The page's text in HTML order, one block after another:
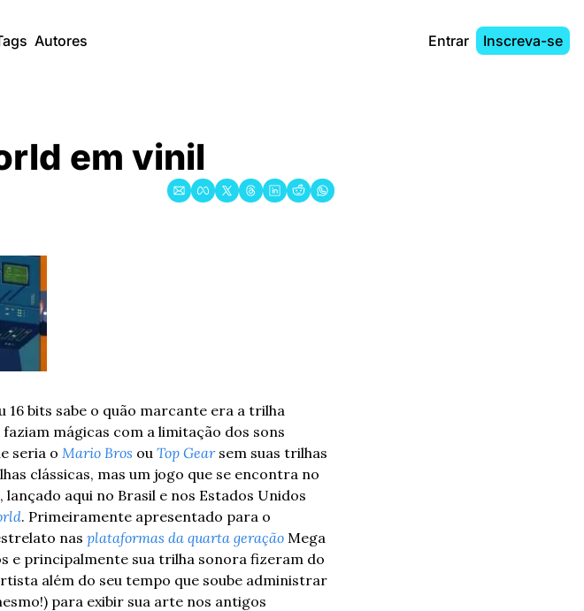
Autores Entrar Inscreva-se
em vinil
16 bits sabe o quão marcante era a trilha
mágicas com a limitação dos sons
seria o Mario Bros ou Top Gear sem suas trilhas
clássicas, mas um jogo que se encontra no
, lançado aqui no Brasil e nos Estados Unidos
. Primeiramente apresentado para o
nas plataformas da quarta geração Mega
e principalmente sua trilha sonora fizeram do
além do seu tempo que soube administrar
para exibir sua arte nos antigos